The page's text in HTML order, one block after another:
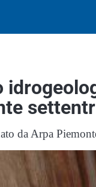
da Arpa